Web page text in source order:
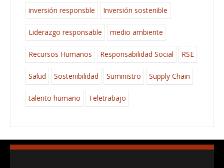
inversión responsble Inversión sostenible
Liderazgo responsable medio ambiente
Recursos Humanos Responsabilidad Social RSE
Salud Sostenibilidad Suministro Supply Chain
talento humano Teletrabajo